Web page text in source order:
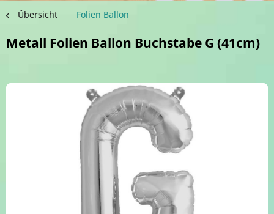
Übersicht Folien Ballon
Metall Folien Ballon Buchstabe G (41cm)